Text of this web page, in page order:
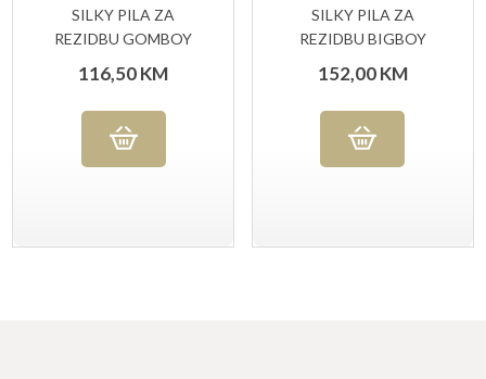
SILKY PILA ZA
REZIDBU GOMBOY
116,50KM
SILKY PILA ZA
REZIDBU BIGBOY
152,00KM